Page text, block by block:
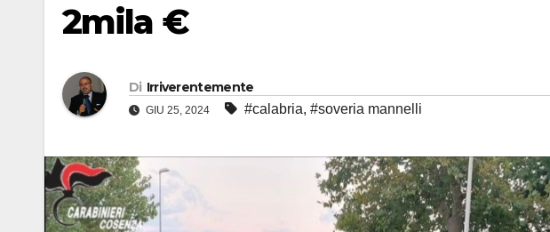
2mila €
Di Irriverentemente
GIU 25, 2024 #calabria, #soveria mannelli